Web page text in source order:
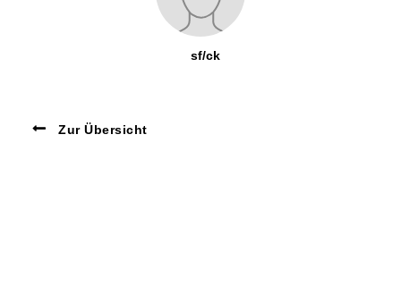
sf/ck
Zur Übersicht